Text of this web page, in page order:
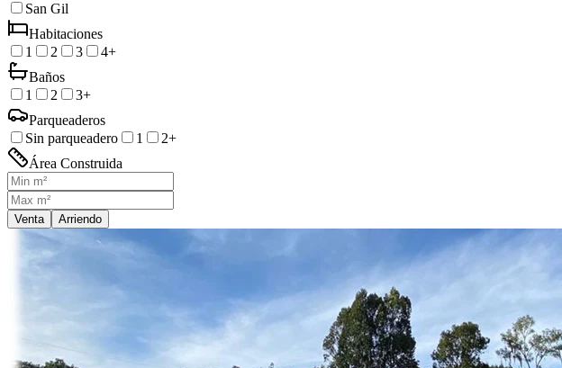
San Gil
Habitaciones
1
2 3
4+
Baños
1
2
3+
Parqueaderos
Sin parqueadero
1
2+
Área Construida
Venta Arriendo